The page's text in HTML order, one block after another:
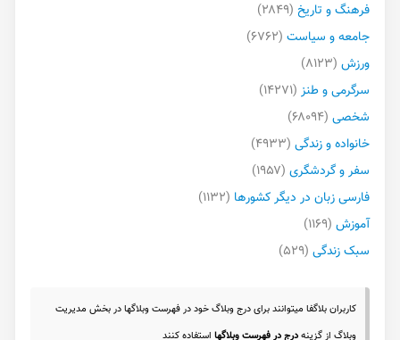
فرهنگ و تاریخ (۲۸۴۹)
جامعه و سیاست (۶۷۶۲)
ورزش (۸۱۲۳)
سرگرمی و طنز (۱۴۲۷۱)
شخصی (۶۸۰۹۴)
خانواده و زندگی (۴۹۳۳)
سفر و گردشگری (۱۹۵۷)
فارسی زبان در دیگر کشورها (۱۱۳۲)
آموزش (۱۱۶۹)
سبک زندگی (۵۲۹)
کاربران بلاگفا میتوانند برای درج وبلاگ خود در فهرست وبلاگها در بخش مدیریت
وبلاگ از گزینهدرج در فهرست وبلاگها استفاده کنند